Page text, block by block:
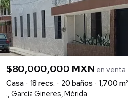
$80,000,000 MXN en venta
Casa
18 recs. 20 baños
1,700 m²
., García Gineres, Mérida